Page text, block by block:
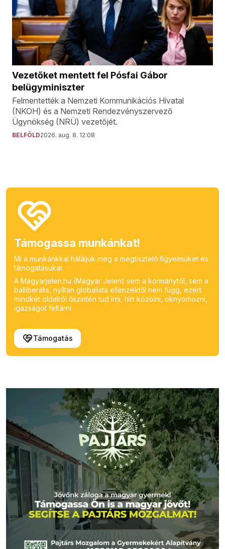
Vezetőket mentett fel Pósfai Gábor
belügyminiszter
Felmentették a Nemzeti Kommunikációs Hivatal
(NKOH) és a Nemzeti Rendezvényszervező
Ügynökség (NRÜ) vezetőjét.
BELFÖLD2026. aug. 8. 12:08
Támogassa munkánkat!
Mi a munkánkkal háláljuk meg a megtisztelő figyelmüket és
támogatásukat.
A Magyarjelen.hu (Magyar Jelen) sem a kormánytól, sem a
balliberális, nyíltan globalista ellenzéktől nem függ, ezért
mindkét oldalról őszintén tud írni, hírt közölni, oknyomozni,
igazságot feltárni.
Támogatás